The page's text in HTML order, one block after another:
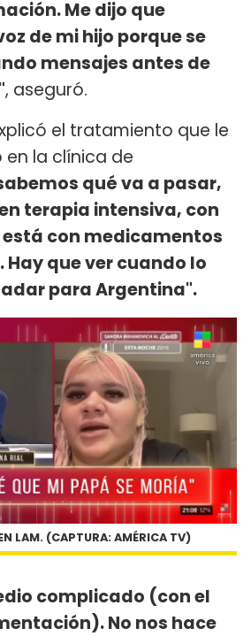
Me dijo que
de mi hijo porque se
mensajes antes de
, aseguró.
el tratamiento que le
la clínica de
qué va a pasar,
terapia intensiva, con
con medicamentos
que ver cuando lo
para Argentina".
LAM. (CAPTURA: AMÉRICA TV)
complicado (con el
No nos hace